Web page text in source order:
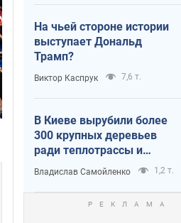
На чьей стороне истории
выступает Дональд
Трамп?
Виктор Каспрук 7,6 т.
В Киеве вырубили более
300 крупных деревьев
ради теплотрассы и
вопреки Генплану
Владислав Самойленко 1,2 т.